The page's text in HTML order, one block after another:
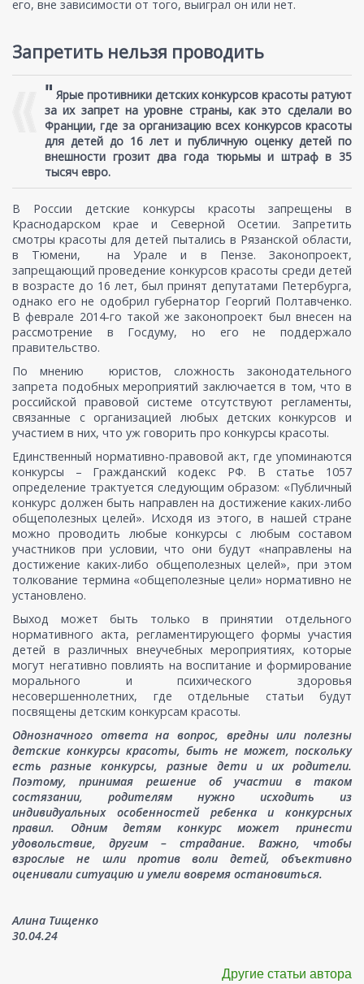
его, вне зависимости от того, выиграл он или нет.
Запретить нельзя проводить
" Ярые противники детских конкурсов красоты ратуют
за их запрет на уровне страны, как это сделали во
Франции, где за организацию всех конкурсов красоты
для детей до 16 лет и публичную оценку детей по
внешности грозит два года тюрьмы и штраф в 35
тысяч евро.
В России детские конкурсы красоты запрещены в
Краснодарском крае и Северной Осетии. Запретить
смотры красоты для детей пытались в Рязанской области,
в Тюмени, на Урале и в Пензе. Законопроект,
запрещающий проведение конкурсов красоты среди детей
в возрасте до 16 лет, был принят депутатами Петербурга,
однако его не одобрил губернатор Георгий Полтавченко.
В феврале 2014-го такой же законопроект был внесен на
рассмотрение в Госдуму, но его не поддержало
правительство.
По мнению юристов, сложность законодательного
запрета подобных мероприятий заключается в том, что в
российской правовой системе отсутствуют регламенты,
связанные с организацией любых детских конкурсов и
участием в них, что уж говорить про конкурсы красоты.
Единственный нормативно-правовой акт, где упоминаются
конкурсы – Гражданский кодекс РФ. В статье 1057
определение трактуется следующим образом: «Публичный
конкурс должен быть направлен на достижение каких-либо
общеполезных целей». Исходя из этого, в нашей стране
можно проводить любые конкурсы с любым составом
участников при условии, что они будут «направлены на
достижение каких-либо общеполезных целей», при этом
толкование термина «общеполезные цели» нормативно не
установлено.
Выход может быть только в принятии отдельного
нормативного акта, регламентирующего формы участия
детей в различных внеучебных мероприятиях, которые
могут негативно повлиять на воспитание и формирование
морального и психического здоровья
несовершеннолетних, где отдельные статьи будут
посвящены детским конкурсам красоты.
Однозначного ответа на вопрос, вредны или полезны
детские конкурсы красоты, быть не может, поскольку
есть разные конкурсы, разные дети и их родители.
Поэтому, принимая решение об участии в таком
состязании, родителям нужно исходить из
индивидуальных особенностей ребенка и конкурсных
правил. Одним детям конкурс может принести
удовольствие, другим – страдание. Важно, чтобы
взрослые не шли против воли детей, объективно
оценивали ситуацию и умели вовремя остановиться.
Алина Тищенко
30.04.24
Другие статьи автора